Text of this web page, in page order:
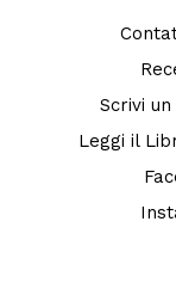
Scrivi
Leggi il